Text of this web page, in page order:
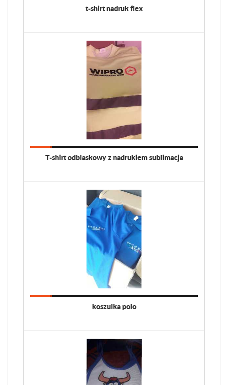
t-shirt nadruk flex
T-shirt odblaskowy z nadrukiem sublimacja
koszulka polo